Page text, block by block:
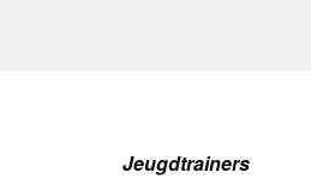
Jeugdtrainers